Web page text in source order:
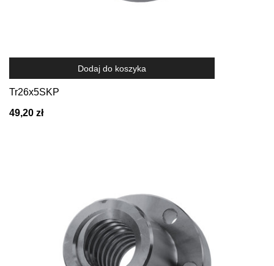
Dodaj do koszyka
Tr26x5SKP
49,20 zł